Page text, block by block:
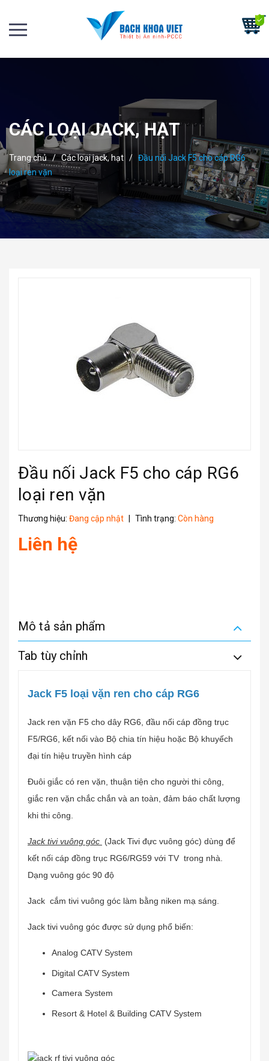
CÁC LOẠI JACK, HẠT
Trang chủ / Các loại jack, hạt / Đầu nối Jack F5 cho cáp RG6
loại ren vặn
Đầu nối Jack F5 cho cáp RG6
loại ren vặn
Thương hiệu: Đang cập nhật Tình trạng: Còn hàng
Liên hệ
Mô tả sản phẩm
Tab tùy chỉnh
Jack F5 loại vặn ren cho cáp RG6
Jack ren vặn F5 cho dây RG6, đầu nối cáp đồng trục
F5/RG6, kết nối vào Bộ chia tín hiệu hoặc Bộ khuyếch
đại tín hiệu truyền hình cáp
Đuôi giắc có ren vặn, thuận tiện cho người thi công,
giắc ren vặn chắc chắn và an toàn, đảm báo chất lượng
khi thi công.
Jack tivi vuông góc (Jack Tivi đực vuông góc) dùng để
kết nối cáp đồng trục RG6/RG59 với TV trong nhà.
Dạng vuông góc 90 độ
Jack cắm tivi vuông góc làm bằng niken mạ sáng.
Jack tivi vuông góc được sử dụng phổ biến:
Analog CATV System
Digital CATV System
Camera System
Resort & Hotel & Building CATV System